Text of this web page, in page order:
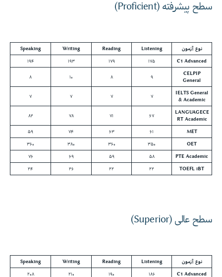
سطح پیشرفته (Proficient)
نوع آزمون Listening
Reading
Writing
Speaking
C1 Advanced ۱۷۵ ۱۷۹ ۱۹۳ ۱۹۴
CELPIP
General
۹ ۸ ۱۰ ۸
IELTS General
& Academic
۷ ۷ ۷ ۷
LANGUAGECE
RT Academic
۶۷ ۷۱ ۷۸ ۸۲
MET ۶۱ ۶۳ ۷۴ ۵۹
OET ۳۵۰ ۳۶۰ ۳۸۰ ۳۶۰
PTE Academic ۵۸ ۵۹ ۶۹ ۷۶
TOEFL iBT ۲۲ ۲۲ ۲۶ ۲۴
سطح عالی (Superior)
نوع آزمون Listening
Reading
Writing
Speaking
C1 Advanced ۱۸۶ ۱۹۰ ۲۱۰ ۲۰۸